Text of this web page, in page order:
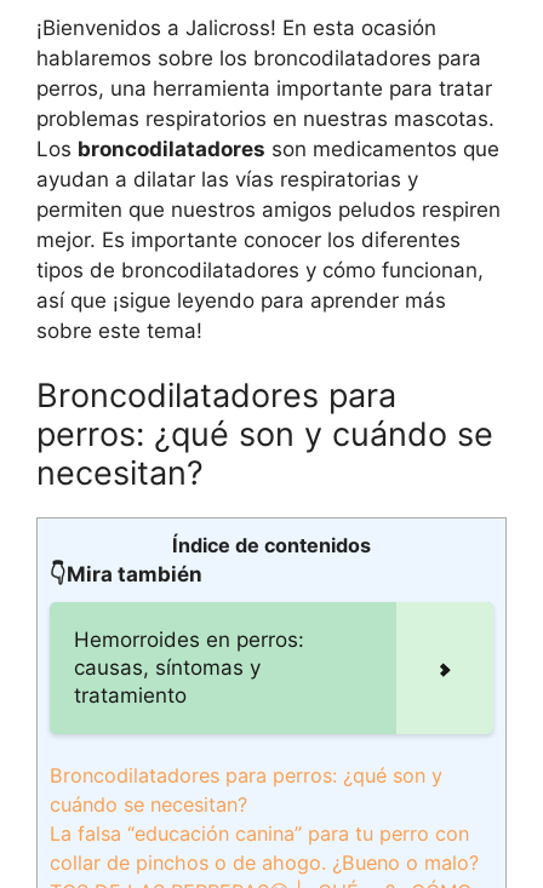
¡Bienvenidos a Jalicross! En esta ocasión
hablaremos sobre los broncodilatadores para
perros, una herramienta importante para tratar
problemas respiratorios en nuestras mascotas.
Los broncodilatadores son medicamentos que
ayudan a dilatar las vías respiratorias y
permiten que nuestros amigos peludos respiren
mejor. Es importante conocer los diferentes
tipos de broncodilatadores y cómo funcionan,
así que ¡sigue leyendo para aprender más
sobre este tema!
Broncodilatadores para
perros: ¿qué son y cuándo se
necesitan?
Índice de contenidos
👇Mira también
Hemorroides en perros:
causas, síntomas y
tratamiento
Broncodilatadores para perros: ¿qué son y
cuándo se necesitan?
La falsa “educación canina” para tu perro con
collar de pinchos o de ahogo. ¿Bueno o malo?